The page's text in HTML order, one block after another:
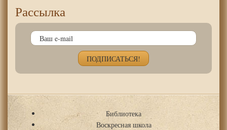
Рассылка
Библиотека
Воскресная школа